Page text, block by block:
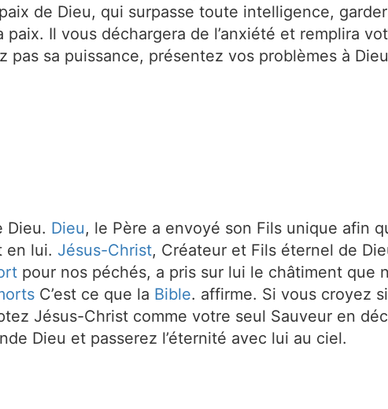
de Dieu, qui surpasse toute intelligence,
Il vous déchargera de l’anxiété et remplira
sa puissance, présentez vos problèmes à
Dieu. Dieu, le Père a envoyé son Fils unique afin
en lui. Jésus-Christ, Créateur et Fils éternel de
pour nos péchés, a pris sur lui le châtiment que
C’est ce que la Bible. affirme. Si vous croyez
Jésus-Christ comme votre seul Sauveur en
Dieu et passerez l’éternité avec lui au ciel.